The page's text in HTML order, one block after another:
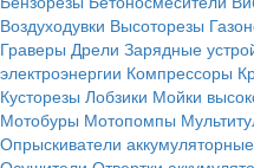
Воздуходувки Высоторезы
Граверы Дрели Зарядные
электроэнергии Компрессоры
Кусторезы Лобзики Мойки
Мотобуры Мотопомпы
Опрыскиватели аккумуляторные